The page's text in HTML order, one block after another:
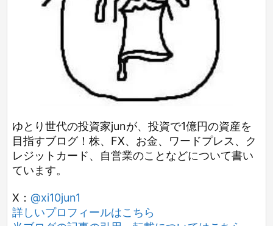
ゆとり世代の投資家junが、投資で1億円の資産を
目指すブログ！株、FX、お金、ワードプレス、ク
レジットカード、自営業のことなどについて書い
ています。
X： @xi10jun1
詳しいプロフィールはこちら